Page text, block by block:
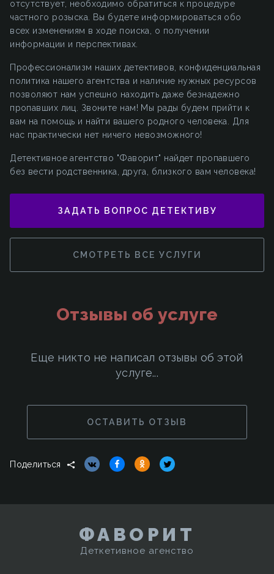
отсутствует, необходимо обратиться к процедуре
частного розыска. Вы будете информироваться обо
всех изменениям в ходе поиска, о получении
информации и перспективах.
Профессионализм наших детективов, конфиденциальная
политика нашего агентства и наличие нужных ресурсов
позволяют нам успешно находить даже безнадежно
пропавших лиц. Звоните нам! Мы рады будем прийти к
вам на помощь и найти вашего родного человека. Для
нас практически нет ничего невозможного!
Детективное агентство "Фаворит" найдет пропавшего
без вести родственника, друга, близкого вам человека!
ЗАДАТЬ ВОПРОС ДЕТЕКТИВУ
СМОТРЕТЬ ВСЕ УСЛУГИ
Отзывы об услуге
Еще никто не написал отзывы об этой
услуге...
ОСТАВИТЬ ОТЗЫВ
Поделиться
ФАВОРИТ
Деткетивное агенство